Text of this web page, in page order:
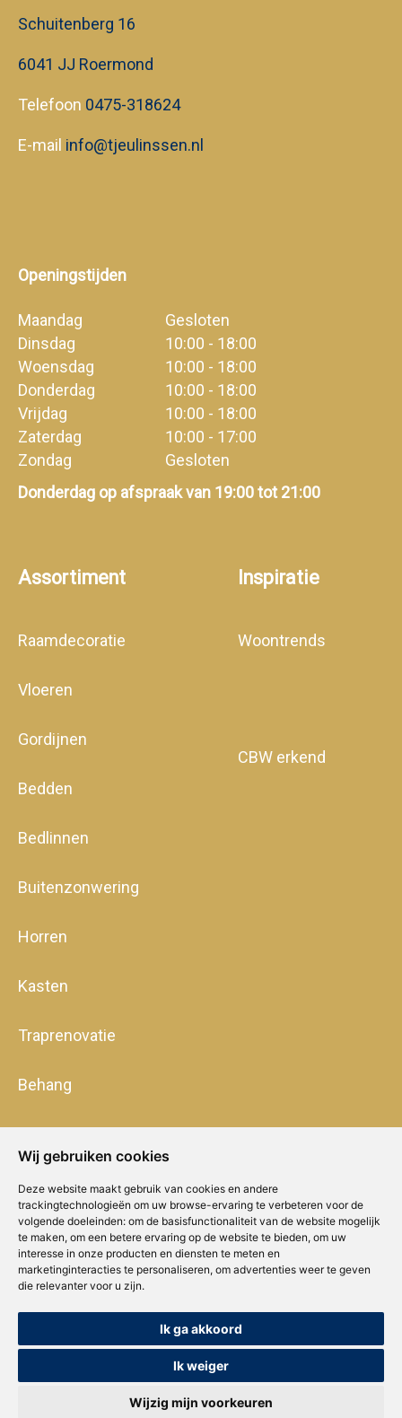
Wij gebruiken cookies
Deze website maakt gebruik van cookies en andere
trackingtechnologieën om uw browse-ervaring te verbeteren voor de
volgende doeleinden: om de basisfunctionaliteit van de website mogelijk
te maken, om een betere ervaring op de website te bieden, om uw
interesse in onze producten en diensten te meten en
marketinginteracties te personaliseren, om advertenties weer te geven
die relevanter voor u zijn.
Ik ga akkoord
Ik weiger
Wijzig mijn voorkeuren
Schuitenberg 16
6041 JJ Roermond
Telefoon 0475-318624
E-mail info@tjeulinssen.nl
Openingstijden
Maandag
Gesloten
Dinsdag
10:00 - 18:00
Woensdag
10:00 - 18:00
Donderdag
10:00 - 18:00
Vrijdag
10:00 - 18:00
Zaterdag
10:00 - 17:00
Zondag
Gesloten
Donderdag op afspraak van 19:00 tot 21:00
Assortiment
Raamdecoratie
Vloeren
Gordijnen
Bedden
Bedlinnen
Buitenzonwering
Horren
Kasten
Traprenovatie
Behang
Inspiratie
Woontrends
CBW erkend
Copyright © Concepts & Companies BV. Alle rechten voorbehouden.